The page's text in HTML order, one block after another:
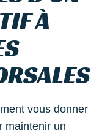
À
vous donner
maintenir un